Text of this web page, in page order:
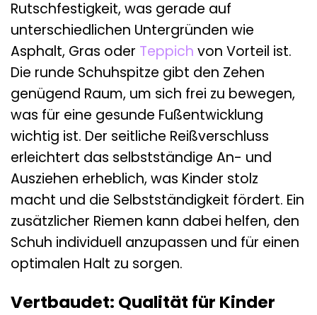
Rutschfestigkeit, was gerade auf
unterschiedlichen Untergründen wie
Asphalt, Gras oder Teppich von Vorteil ist.
Die runde Schuhspitze gibt den Zehen
genügend Raum, um sich frei zu bewegen,
was für eine gesunde Fußentwicklung
wichtig ist. Der seitliche Reißverschluss
erleichtert das selbstständige An- und
Ausziehen erheblich, was Kinder stolz
macht und die Selbstständigkeit fördert. Ein
zusätzlicher Riemen kann dabei helfen, den
Schuh individuell anzupassen und für einen
optimalen Halt zu sorgen.
Vertbaudet: Qualität für Kinder